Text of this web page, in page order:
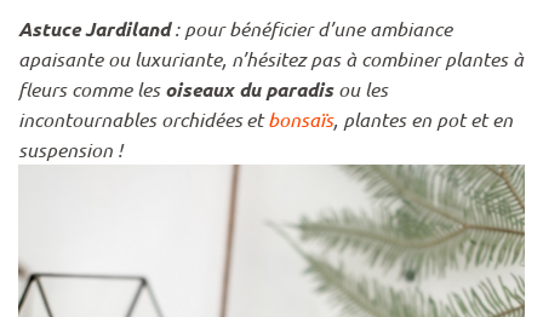
Astuce Jardiland: pour bénéficier d’une ambiance
apaisante ou luxuriante, n’hésitez pas à combiner plantes à
fleurs comme lesoiseaux du paradisou les
incontournablesorchidéesetbonsaïs, plantes en pot et en
suspension !